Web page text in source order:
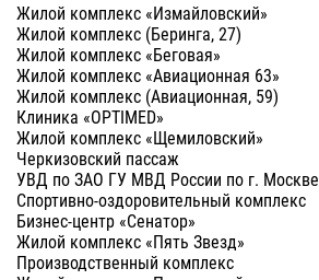
Жилой комплекс «‎Измайловский»‎
Жилой комплекс (Беринга, 27)
Жилой комплекс «‎Беговая»‎
Жилой комплекс «‎Авиационная 63»‎
Жилой комплекс (Авиационная, 59)
Клиника «OPTIMED»
Жилой комплекс «Щемиловский»
Черкизовский пассаж
УВД по ЗАО ГУ МВД России по г. Москве
Спортивно-оздоровительный комплекс
Бизнес-центр «Сенатор»
Жилой комплекс «Пять Звезд»
Производственный комплекс